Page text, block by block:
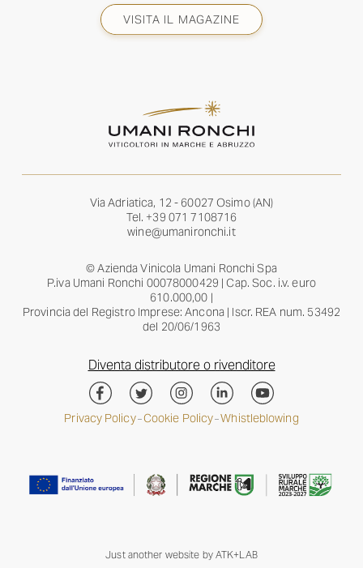
VISITA IL MAGAZINE
Via Adriatica, 12 - 60027 Osimo (AN)
Tel. +39 071 7108716
wine@umanironchi.it
© Azienda Vinicola Umani Ronchi Spa
P.iva Umani Ronchi 00078000429 | Cap. Soc. i.v. euro
610.000,00 |
Provincia del Registro Imprese: Ancona | Iscr. REA num. 53492
del 20/06/1963
Diventa distributore o rivenditore
Privacy Policy–Cookie Policy–Whistleblowing
Just another website by ATK+LAB